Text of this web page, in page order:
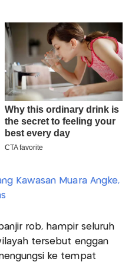
Kawasan Muara Angke,
rob, hampir seluruh
tersebut enggan
ke tempat